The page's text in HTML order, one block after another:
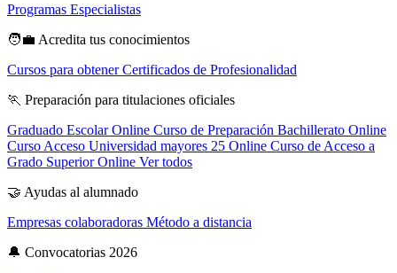
Programas Especialistas
🧑‍💼 Acredita tus conocimientos
Cursos para obtener Certificados de Profesionalidad
🏃 Preparación para titulaciones oficiales
Graduado Escolar Online Curso de Preparación Bachillerato Online
Curso Acceso Universidad mayores 25 Online Curso de Acceso a
Grado Superior Online Ver todos
🤝 Ayudas al alumnado
Empresas colaboradoras Método a distancia
🔔 Convocatorias 2026